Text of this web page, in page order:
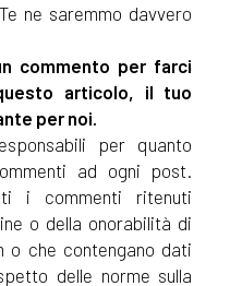
ne saremmo davvero
commento per farci
articolo, il tuo
per noi.
per quanto
ad ogni post.
i commenti ritenuti
o della onorabilità di
che contengano dati
delle norme sulla